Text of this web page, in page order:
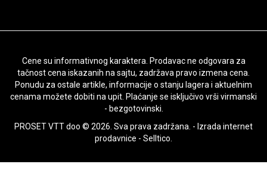
Cene su informativnog karaktera. Prodavac ne odgovara za
tačnost cena iskazanih na sajtu, zadržava pravo izmena cena.
Ponudu za ostale artikle, informacije o stanju lagera i aktuelnim
cenama možete dobiti na upit. Plaćanje se isključivo vrši virmanski
- bezgotovinski.
PROSET VTT doo © 2026. Sva prava zadržana. - Izrada internet
prodavnice - Selltico.